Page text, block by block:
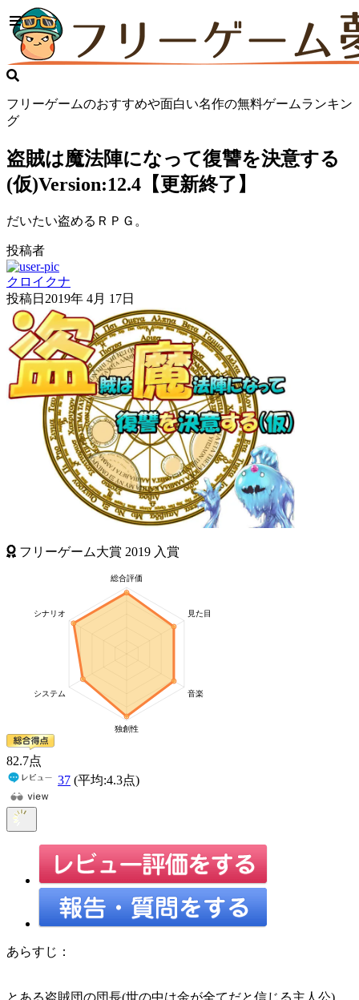
フリーゲームのおすすめや面白い名作の無料ゲームランキン
グ
盗賊は魔法陣になって復讐を決意する
(仮)Version:12.4【更新終了】
だいたい盗めるＲＰＧ。
投稿者
クロイクナ
投稿日 2019年 4月 17日
フリーゲーム大賞 2019 入賞
82.7点
37 (平均:4.3点)
あらすじ：
とある盗賊団の団長(世の中は金が全てだと信じる主人公)